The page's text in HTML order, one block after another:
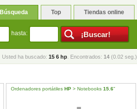
Búsqueda Top Tiendas online
hasta:
Usted ha buscado: 15 6 hp . Encontrados: 14 (0.02 seg.)
Ordenadores portátilesHP > Notebooks15 ,6"